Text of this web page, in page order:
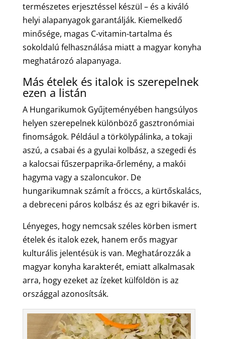
természetes erjesztéssel készül – és a kiváló
helyi alapanyagok garantálják. Kiemelkedő
minősége, magas C-vitamin-tartalma és
sokoldalú felhasználása miatt a magyar konyha
meghatározó alapanyaga.
Más ételek és italok is szerepelnek
ezen a listán
A Hungarikumok Gyűjteményében hangsúlyos
helyen szerepelnek különböző gasztronómiai
finomságok. Például a törkölypálinka, a tokaji
aszú, a csabai és a gyulai kolbász, a szegedi és
a kalocsai fűszerpaprika-őrlemény, a makói
hagyma vagy a szaloncukor. De
hungarikumnak számít a fröccs, a kürtőskalács,
a debreceni páros kolbász és az egri bikavér is.
Lényeges, hogy nemcsak széles körben ismert
ételek és italok ezek, hanem erős magyar
kulturális jelentésük is van. Meghatározzák a
magyar konyha karakterét, emiatt alkalmasak
arra, hogy ezeket az ízeket külföldön is az
országgal azonosítsák.